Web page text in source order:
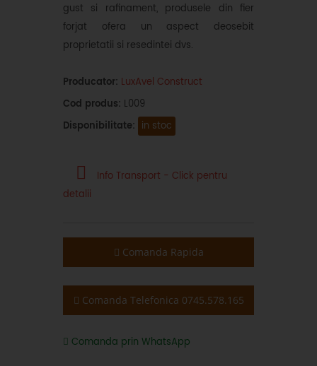
gust si rafinament, produsele din fier
forjat ofera un aspect deosebit
proprietatii si resedintei dvs.
Producator: LuxAvel Construct
Cod produs: L009
Disponibilitate: in stoc
Info Transport - Click pentru
detalii
Comanda Rapida
Comanda Telefonica 0745.578.165
Comanda prin WhatsApp